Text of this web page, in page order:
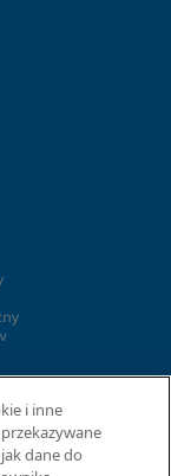
i inne
dane do